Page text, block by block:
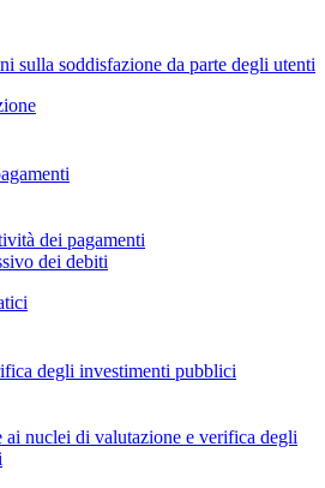
sulla soddisfazione da parte degli utenti
dei pagamenti
dei debiti
degli investimenti pubblici
nuclei di valutazione e verifica degli